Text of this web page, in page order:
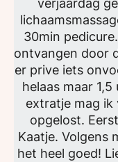
verjaardag
30min
ontvangen door
er prive iets
helaas maar
extratje mag ik
opgelost.
Kaatje. Volgens
het heel goed!